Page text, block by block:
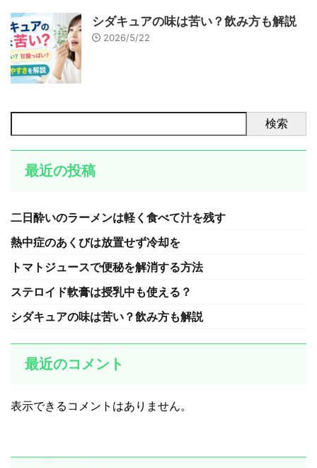
シダキュアの味は苦い？飲み方も解説
2026/5/22
検索
最近の投稿
二日酔いのラーメンは軽く食べて汁を残す
熱中症のあくびは放置せず冷却を
トマトジュースで便秘を解消する方法
ステロイド軟膏は授乳中も使える？
シダキュアの味は苦い？飲み方も解説
最近のコメント
表示できるコメントはありません。